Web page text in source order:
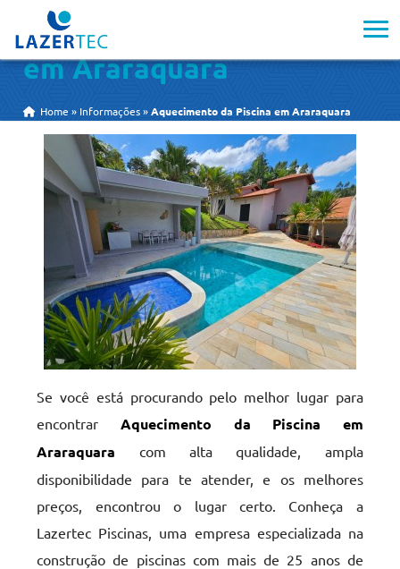
Aquecimento da Piscina
em Araraquara
Home » Informações »Aquecimento da Piscina em Araraquara
Se você está procurando pelo melhor lugar para
encontrar Aquecimento da Piscina em
Araraquara com alta qualidade, ampla
disponibilidade para te atender, e os melhores
preços, encontrou o lugar certo. Conheça a
Lazertec Piscinas, uma empresa especializada na
construção de piscinas com mais de 25 anos de